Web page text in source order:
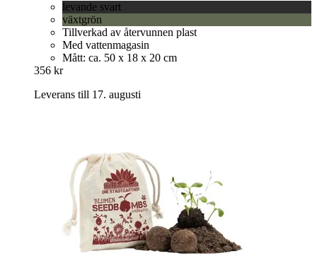
levande svart
växtgrön
Tillverkad av återvunnen plast
Med vattenmagasin
Mått: ca. 50 x 18 x 20 cm
356 kr
Leverans till 17. augusti